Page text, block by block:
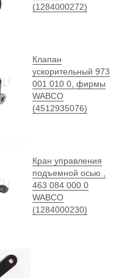
(1284000272)
Клапан
ускорительный 973
001 010 0, фирмы
WABCO
(4512935076)
Кран управления
подъемной осью ,
463 084 000 0
WABCO
(1284000230)